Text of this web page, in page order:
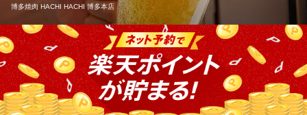
福岡県福岡市博多区中央街8-1 JRJP博多ビル B1
博多焼肉 HACHI HACHI 博多本店
宴会のスタートはやっぱりビール！「ザ・プレミアム・モルツ」
はフルーティな味わいとまろやかな深いコクが特徴。溢れ出す爽
やかな香りやクリーミーな泡もたまりません！思わずおかわりし
たくなる極上の一杯。お肉とも相性抜群です。他にも日本酒や焼
酎などの種類豊富なお酒をご用意。お好みの逸品と合わせてご満